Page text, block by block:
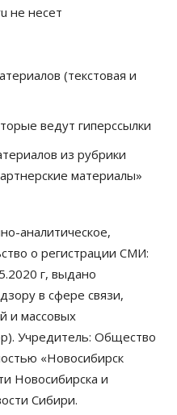
Владимира
главные причины
района
опять атакуют
электронную
пику активности
не несет
(текстовая и
ведут гиперссылки
из рубрики
материалы»
аналитическое,
о регистрации СМИ:
г, выдано
в сфере связи,
и массовых
Учредитель: Общество
«Новосибирск
Новосибирска и
Сибири.